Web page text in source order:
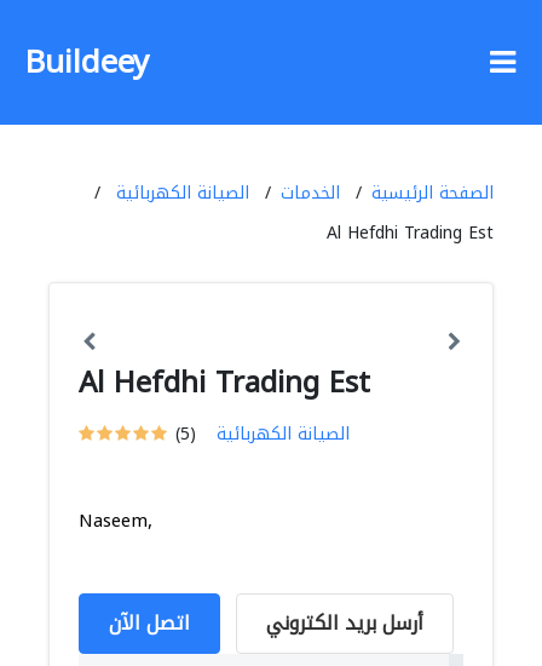
Buildeey
الصفحة الرئيسية الخدمات
الصيانة الكهربائية
Al Hefdhi Trading Est
Al Hefdhi Trading Est
(5) الصيانة الكهربائية
Naseem,
اتصل الآن أرسل بريد الكتروني